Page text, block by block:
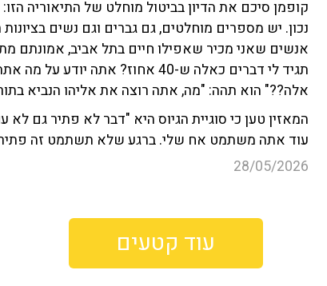
קופמן סיכם את הדיון בביטול מוחלט של התיאוריה
נכון. יש מספרים מוחלטים, גם גברים וגם נשים
אנשים שאני מכיר שאפילו חיים בתל אביב, אמונתם
תגיד לי דברים כאלה ש-40 אחוז?
אלה??" הוא תהה: "מה, אתה רוצה את אליהו הנביא
עוד אתה משתמט אח שלי. ברגע שלא תשתמט זה
28/05/2026
עוד קטעים